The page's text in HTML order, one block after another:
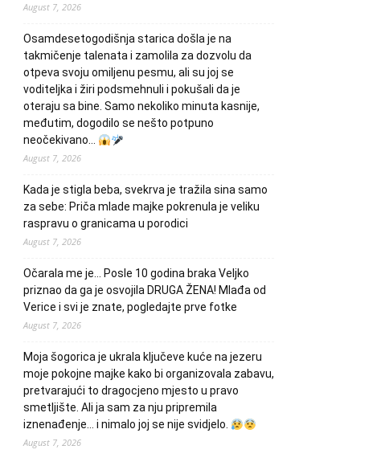
August 7, 2026
Osamdesetogodišnja starica došla je na
takmičenje talenata i zamolila za dozvolu da
otpeva svoju omiljenu pesmu, ali su joj se
voditeljka i žiri podsmehnuli i pokušali da je
oteraju sa bine. Samo nekoliko minuta kasnije,
međutim, dogodilo se nešto potpuno
neočekivano…
August 7, 2026
Kada je stigla beba, svekrva je tražila sina samo
za sebe: Priča mlade majke pokrenula je veliku
raspravu o granicama u porodici
August 7, 2026
Očarala me je… Posle 10 godina braka Veljko
priznao da ga je osvojila DRUGA ŽENA! Mlađa od
Verice i svi je znate, pogledajte prve fotke
August 7, 2026
Moja šogorica je ukrala ključeve kuće na jezeru
moje pokojne majke kako bi organizovala zabavu,
pretvarajući to dragocjeno mjesto u pravo
smetljište. Ali ja sam za nju pripremila
iznenađenje… i nimalo joj se nije svidjelo.
August 7, 2026